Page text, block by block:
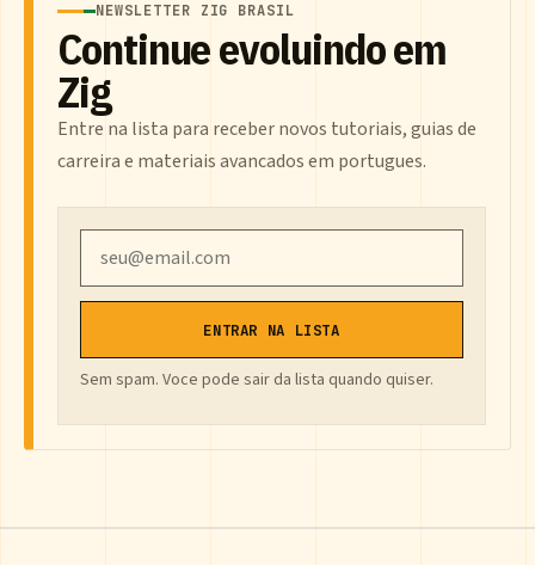
NEWSLETTER ZIG BRASIL
Continue evoluindo em
Zig
Entre na lista para receber novos tutoriais, guias de
carreira e materiais avancados em portugues.
ENTRAR NA LISTA
Sem spam. Voce pode sair da lista quando quiser.